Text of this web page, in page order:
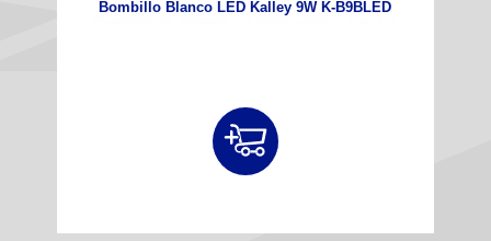
Bombillo Blanco LED Kalley 9W K-B9BLED